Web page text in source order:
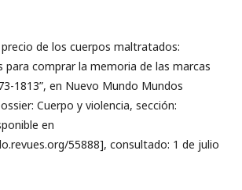
precio de los cuerpos maltratados:
para comprar la memoria de las marcas
1813”, en Nuevo Mundo Mundos
Cuerpo y violencia, sección:
en
55888], consultado: 1 de julio